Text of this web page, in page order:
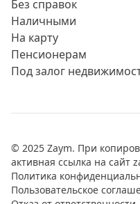
Без справок
Наличными
На карту
Пенсионерам
Под залог
© 2025 Zaym. При
активная ссылка на сайт
Политика
Пользовательское